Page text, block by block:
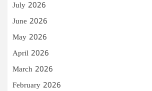
July 2026
June 2026
May 2026
April 2026
March 2026
February 2026